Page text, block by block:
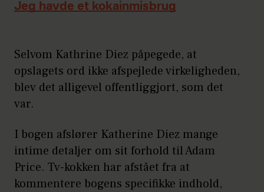
Jeg havde et kokainmisbrug
Selvom Kathrine Diez påpegede, at
opslagets ord ikke afspejlede virkeligheden,
blev det alligevel offentliggjort, som det
var.
I bogen afslører Katherine Diez mange
intime detaljer om sit forhold til Adam
Price. Tv-kokken har afstået fra at
kommentere bogens specifikke indhold,